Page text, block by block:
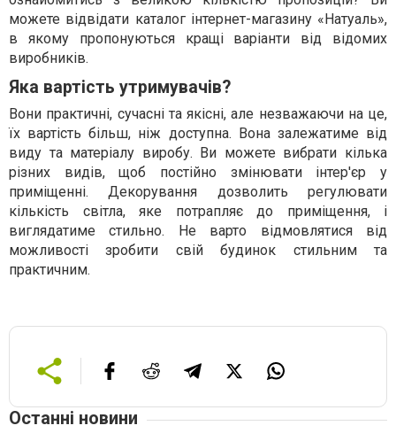
можете відвідати каталог інтернет-магазину «Натуаль»,
в якому пропонуються кращі варіанти від відомих
виробників.
Яка вартість утримувачів?
Вони практичні, сучасні та якісні, але незважаючи на це,
їх вартість більш, ніж доступна. Вона залежатиме від
виду та матеріалу виробу. Ви можете вибрати кілька
різних видів, щоб постійно змінювати інтер'єр у
приміщенні. Декорування дозволить регулювати
кількість світла, яке потрапляє до приміщення, і
виглядатиме стильно. Не варто відмовлятися від
можливості зробити свій будинок стильним та
практичним.
Останні новини